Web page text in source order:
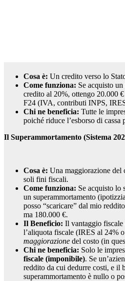
Cosa è: Un credito verso lo
Come funziona: Se acquisto
credito al 20%, ottengo 20.000
F24 (IVA, contributi INPS,
Chi ne beneficia: Tutte le
poiché riduce l’esborso di cassa
Il Superammortamento (Sistema
Cosa è: Una maggiorazione del
soli fini fiscali.
Come funziona: Se acquisto lo
un superammortamento
posso “scaricare” dal mio
ma 180.000 €.
Il Beneficio: Il vantaggio fiscale
l’aliquota fiscale (IRES al 24%
maggiorazione del costo (in
Chi ne beneficia: Solo le
fiscale (imponibile). Se
reddito da cui dedurre costi, e il
superammortamento è nullo o